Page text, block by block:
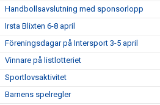
Handbollsavslutning med sponsorlopp
Irsta Blixten 6-8 april
Föreningsdagar på Intersport 3-5 april
Vinnare på listlotteriet
Sportlovsaktivitet
Barnens spelregler